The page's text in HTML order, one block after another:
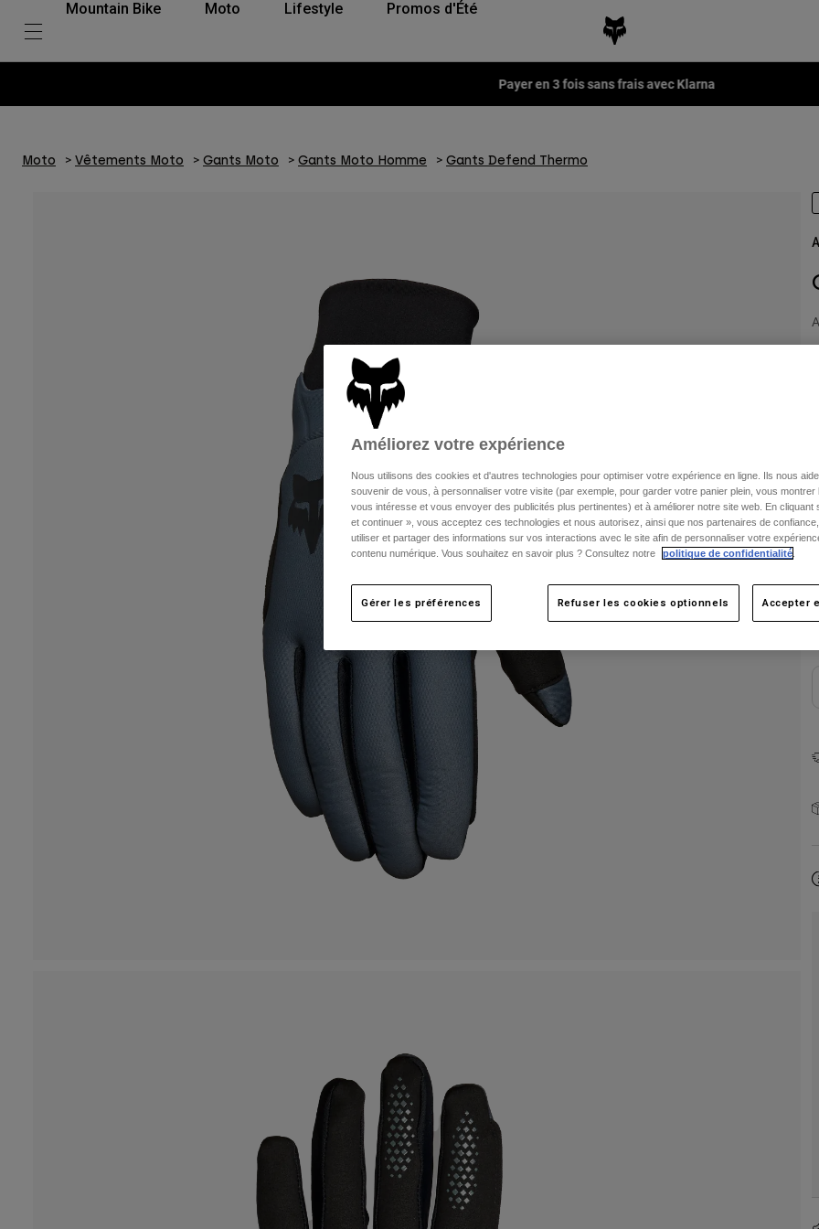
Mountain Bike Moto Lifestyle Promos d'Été
Fox LAB Capsule Collection -Voir la collection
Moto Vêtements Moto Gants Moto Gants Moto Homme Gants Defend Thermo
Améliorez votre expérience
Nous utilisons des cookies et d'autres technologies pour optimiser votre expérience en ligne. Ils nous
souvenir de vous, à personnaliser votre visite (par exemple, pour garder votre panier plein, vous montrer
vous intéresse et vous envoyer des publicités plus pertinentes) et à améliorer notre site web. En cliquant
et continuer », vous acceptez ces technologies et nous autorisez, ainsi que nos partenaires de confiance,
utiliser et partager des informations sur vos interactions avec le site afin de personnaliser votre
contenu numérique. Vous souhaitez en savoir plus ? Consultez notre
politique de confidentialité
Gérer les préférences Refuser les cookies optionnels Accepter